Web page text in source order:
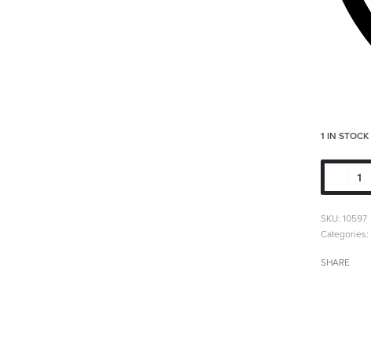
1 IN STOCK
SKU: 10597
Categories:
SHARE